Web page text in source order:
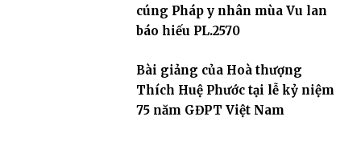
cúng Pháp y nhân mùa Vu lan
báo hiếu PL.2570
Bài giảng của Hoà thượng
Thích Huệ Phước tại lễ kỷ niệm
75 năm GĐPT Việt Nam